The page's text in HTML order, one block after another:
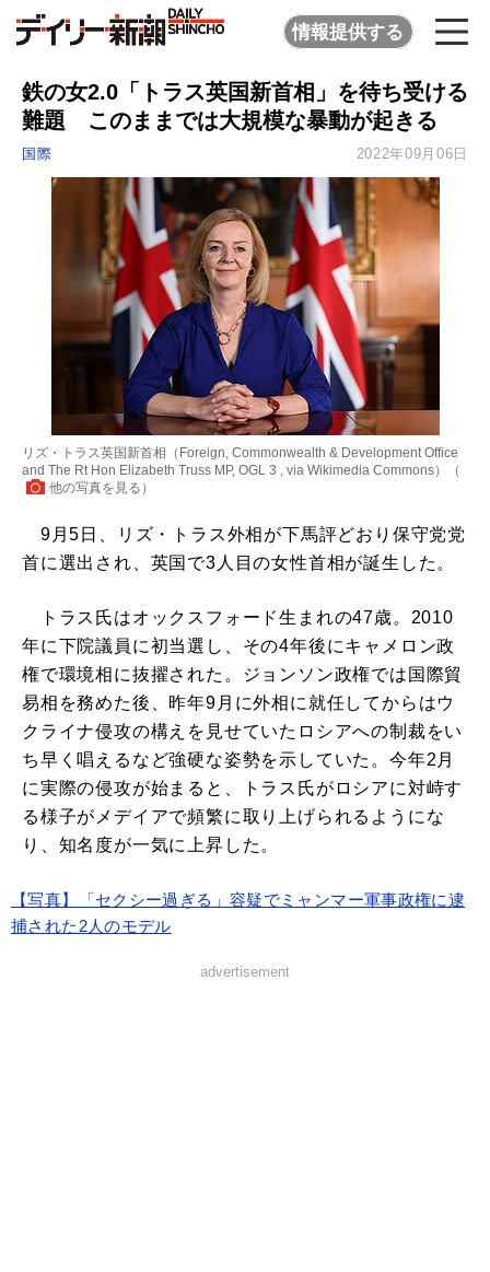
情報提供する
鉄の女2.0「トラス英国新首相」を待ち受ける
難題 このままでは大規模な暴動が起きる
国際 2022年09月06日
リズ・トラス英国新首相（Foreign, Commonwealth & Development Office
and The Rt Hon Elizabeth Truss MP, OGL 3 , via Wikimedia Commons）（
他の写真を見る ）
9月5日、リズ・トラス外相が下馬評どおり保守党党
首に選出され、英国で3人目の女性首相が誕生した。
トラス氏はオックスフォード生まれの47歳。2010
年に下院議員に初当選し、その4年後にキャメロン政
権で環境相に抜擢された。ジョンソン政権では国際貿
易相を務めた後、昨年9月に外相に就任してからはウ
クライナ侵攻の構えを見せていたロシアへの制裁をい
ち早く唱えるなど強硬な姿勢を示していた。今年2月
に実際の侵攻が始まると、トラス氏がロシアに対峙す
る様子がメデイアで頻繁に取り上げられるようにな
り、知名度が一気に上昇した。
【写真】「セクシー過ぎる」容疑でミャンマー軍事政権に逮
捕された2人のモデル
advertisement